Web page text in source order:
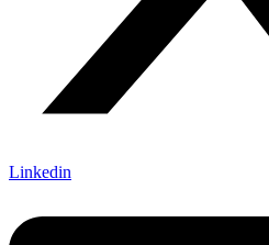
Linkedin